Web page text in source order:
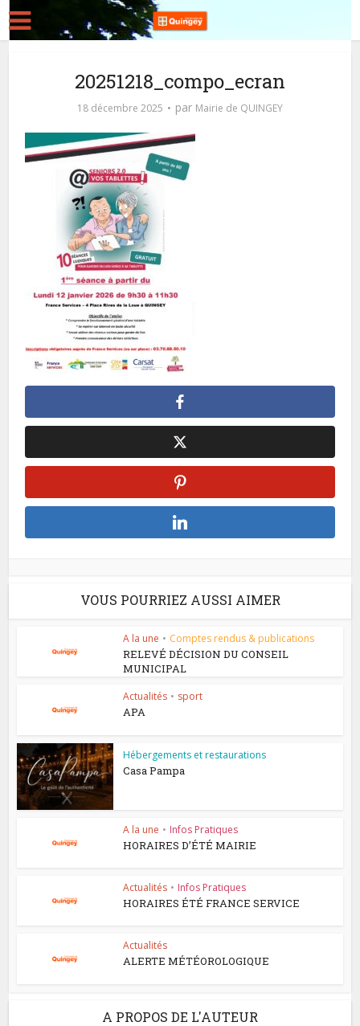
20251218_compo_ecran
18 décembre 2025 par Mairie de QUINGEY
VOUS POURRIEZ AUSSI AIMER
A la une • Comptes rendus & publications
RELEVÉ DÉCISION DU CONSEIL
MUNICIPAL
Actualités • sport
APA
Hébergements et restaurations
Casa Pampa
A la une • Infos Pratiques
HORAIRES D’ÉTÉ MAIRIE
Actualités • Infos Pratiques
HORAIRES ÉTÉ FRANCE SERVICE
Actualités
ALERTE MÉTÉOROLOGIQUE
A PROPOS DE L'AUTEUR